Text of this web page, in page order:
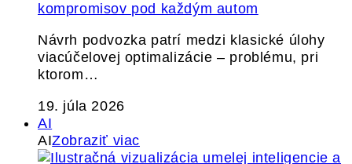
kompromisov pod každým autom
Návrh podvozka patrí medzi klasické úlohy
viacúčelovej optimalizácie – problému, pri
ktorom…
19. júla 2026
AI
AIZobraziť viac